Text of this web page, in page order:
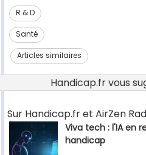
R & D
Santé
Articles similaires
Handicap.fr vous
Sur Handicap.fr et AirZen
Viva tech : l'IA en
handicap